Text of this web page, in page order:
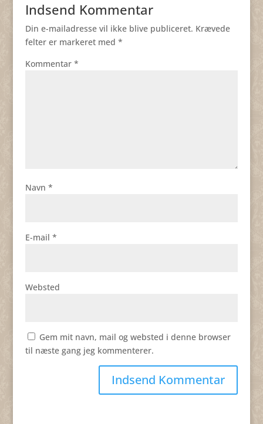
Indsend Kommentar
Din e-mailadresse vil ikke blive publiceret. Krævede
felter er markeret med *
Kommentar *
Navn *
E-mail *
Websted
Gem mit navn, mail og websted i denne browser
til næste gang jeg kommenterer.